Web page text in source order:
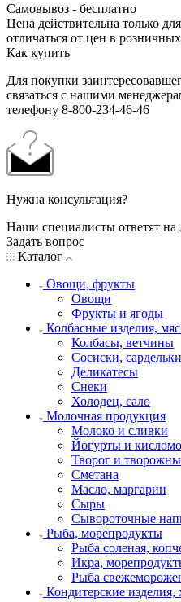
Самовывоз - бесплатно
Цена действительна только
отличаться от цен в
Как купить
Для покупки
связаться с нашими
телефону 8-800-234-46-46
Нужна консультация?
Наши специалисты ответят
Задать вопрос
Каталог
Овощи, фрукты
Овощи
Фрукты и ягоды
Колбасные изделия,
Колбасы, ветчины
Сосиски, сардельки
Деликатесы
Снеки
Холодец, сало
Молочная продукция
Молоко и сливки
Йогурты и
Творог и
Сметана
Масло, маргарин
Сыры
Сывороточные
Рыба, морепродукты
Рыба соленая,
Икра,
Рыба
Кондитерские изделия,